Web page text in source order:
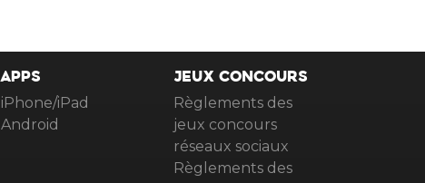
APPS
iPhone/iPad
Android
JEUX CONCOURS
Règlements des
jeux concours
réseaux sociaux
Règlements des